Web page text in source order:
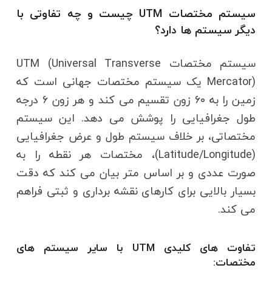
سیستم مختصات UTM چیست و چه تفاوتی با
دیگر سیستم ها دارد؟
سیستم مختصات UTM (Universal Transverse
Mercator) یک سیستم مختصات جهانی است که
زمین را به ۶۰ زون تقسیم می کند و هر زون ۶ درجه
طول جغرافیایی را پوشش می دهد. این سیستم
مختصاتی، بر خلاف سیستم طول و عرض جغرافیایی
(Latitude/Longitude)، مختصات هر نقطه را به
صورت عددی و بر اساس متر بیان می کند که دقت
بسیار بالایی برای کارهای نقشه برداری و ثبتی فراهم
می کند.
تفاوت های کلیدی UTM با سایر سیستم های
مختصات: